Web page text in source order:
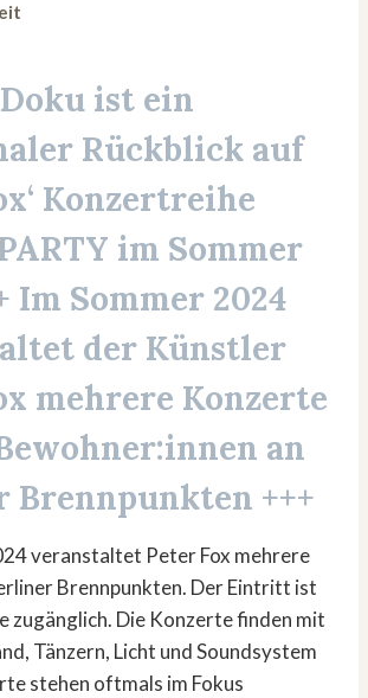
ist ein
Rückblick auf
Konzertreihe
im Sommer
Im Sommer 2024
der Künstler
mehrere Konzerte
an
Brennpunkten +++
veranstaltet Peter Fox mehrere
Brennpunkten. Der Eintritt ist
zugänglich. Die Konzerte finden mit
Tänzern, Licht und Soundsystem
stehen oftmals im Fokus